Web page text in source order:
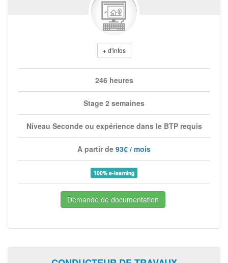
+ d'infos
246 heures
Stage 2 semaines
Niveau Seconde ou expérience dans le BTP requis
A partir de 93€ / mois
100% e-learning
Demande de documentation